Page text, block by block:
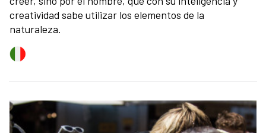
creatividad sabe utilizar los elementos de la
naturaleza.